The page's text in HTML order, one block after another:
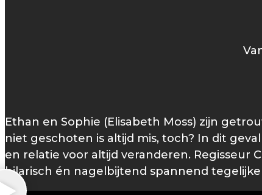
Ethan en Sophie (Elisabeth Moss) zijn
niet geschoten is altijd mis, toch? In dit
en relatie voor altijd veranderen. Regisseur
hilarisch én nagelbijtend spannend